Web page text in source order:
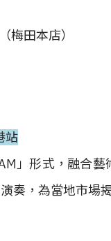
梅田本店）
站
」形式，融合
奏，為當地市場